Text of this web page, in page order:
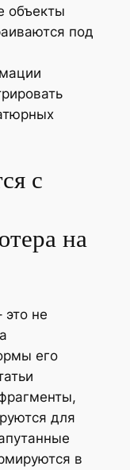
объекты
под
с
на
не
его
для
в